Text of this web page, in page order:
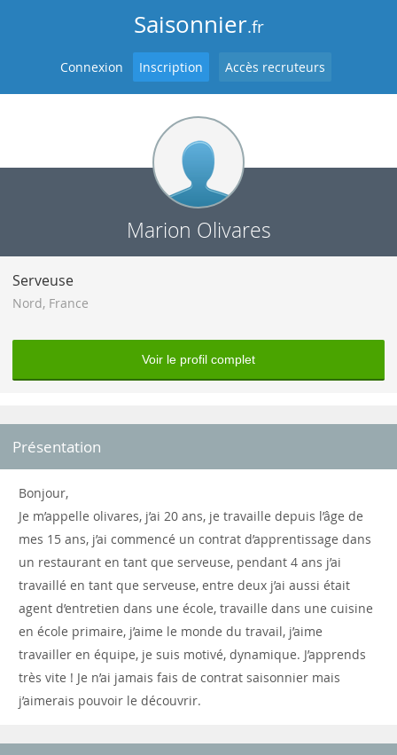
Saisonnier.fr
Connexion Inscription Accès recruteurs
Marion Olivares
Serveuse
Nord, France
Voir le profil complet
Présentation
Bonjour,
Je m’appelle olivares, j’ai 20 ans, je travaille depuis l’âge de
mes 15 ans, j’ai commencé un contrat d’apprentissage dans
un restaurant en tant que serveuse, pendant 4 ans j’ai
travaillé en tant que serveuse, entre deux j’ai aussi était
agent d’entretien dans une école, travaille dans une cuisine
en école primaire, j’aime le monde du travail, j’aime
travailler en équipe, je suis motivé, dynamique. J’apprends
très vite ! Je n’ai jamais fais de contrat saisonnier mais
j’aimerais pouvoir le découvrir.